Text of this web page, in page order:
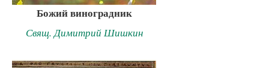
Божий виноградник
Свящ. Димитрий Шишкин